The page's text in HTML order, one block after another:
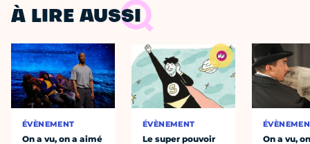
À LIRE AUSSI
ÉVÈNEMENT
On a vu, on a aimé
ÉVÈNEMENT
Le super pouvoir
On a vu,